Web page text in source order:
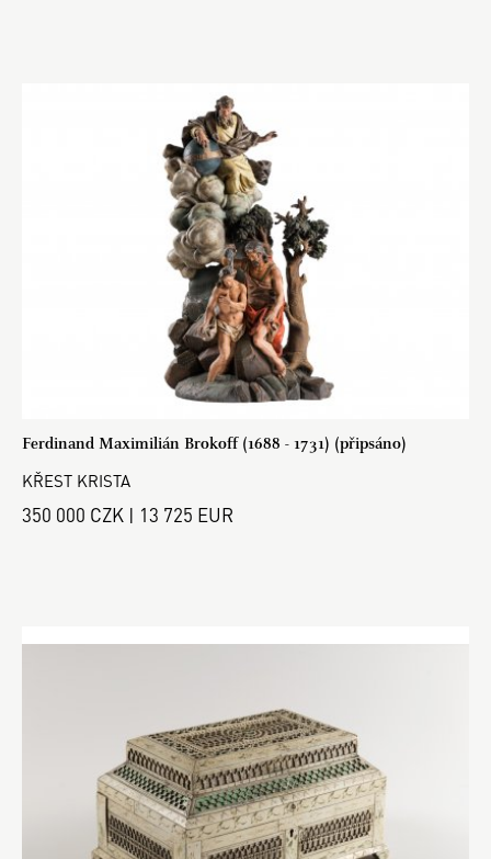
Ferdinand Maximilián Brokoff (1688 - 1731) (připsáno)
KŘEST KRISTA
350 000 CZK | 13 725 EUR